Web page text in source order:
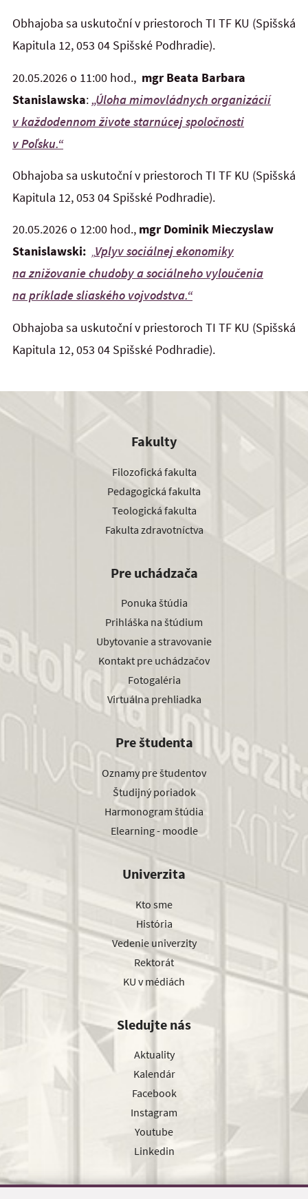
Obhajoba sa uskutoční v priestoroch TI TF KU (Spišská
Kapitula 12, 053 04 Spišské Podhradie).
20.05.2026 o 11:00 hod., mgr Beata Barbara
Stanislawska:„Úloha mimovládnych organizácií
v každodennom živote starnúcej spoločnosti
v Poľsku.“
Obhajoba sa uskutoční v priestoroch TI TF KU (Spišská
Kapitula 12, 053 04 Spišské Podhradie).
20.05.2026 o 12:00 hod., mgr Dominik Mieczyslaw
Stanislawski: „Vplyv sociálnej ekonomiky
na znižovanie chudoby a sociálneho vyloučenia
na príklade sliaského vojvodstva.“
Obhajoba sa uskutoční v priestoroch TI TF KU (Spišská
Kapitula 12, 053 04 Spišské Podhradie).
Fakulty
Filozofická fakulta
Pedagogická fakulta
Teologická fakulta
Fakulta zdravotníctva
Pre uchádzača
Ponuka štúdia
Prihláška na štúdium
Ubytovanie a stravovanie
Kontakt pre uchádzačov
Fotogaléria
Virtuálna prehliadka
Pre študenta
Oznamy pre študentov
Študijný poriadok
Harmonogram štúdia
Elearning - moodle
Univerzita
Kto sme
História
Vedenie univerzity
Rektorát
KU v médiách
Sledujte nás
Aktuality
Kalendár
Facebook
Instagram
Youtube
Linkedin